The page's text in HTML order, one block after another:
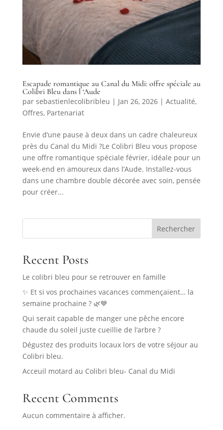
Escapade romantique au Canal du Midi: offre spéciale au
Colibri Bleu dans l ‘Aude
par sebastienlecolibribleu | Jan 26, 2026| Actualité,
Offres, Partenariat
Envie d’une pause à deux dans un cadre chaleureux
près du Canal du Midi ?Le Colibri Bleu vous propose
une offre romantique spéciale février, idéale pour un
week-end en amoureux dans l’Aude. Installez-vous
dans une chambre double décorée avec soin, pensée
pour créer...
Rechercher
Recent Posts
Le colibri bleu pour se retrouver en famille
✨ Et si vos prochaines vacances commençaient… la
semaine prochaine ? 🌿💙
Qui serait capable de manger une pêche encore
chaude du soleil juste cueillie de l’arbre ?
Dégustez des produits locaux lors de votre séjour au
Colibri bleu.
Acceuil motard au Colibri bleu- Canal du Midi
Recent Comments
Aucun commentaire à afficher.